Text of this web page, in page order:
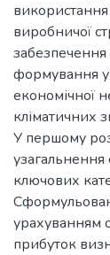
використання
виробничої
забезпечення
формування
економічної
кліматичних
У першому
узагальнення
ключових
урахуванням
прибуток